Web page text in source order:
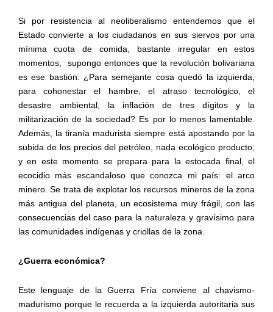
Si por resistencia al neoliberalismo entendemos que el
Estado convierte a los ciudadanos en sus siervos por una
mínima cuota de comida, bastante irregular en estos
momentos,
supongo entonces que la revolución bolivariana
es ese bastión. ¿Para semejante cosa quedó la izquierda,
para cohonestar el hambre, el atraso tecnológico, el
desastre ambiental, la inflación de tres dígitos y la
militarización de la sociedad? Es por lo menos lamentable.
Además, la tiranía madurista siempre está apostando por la
subida de los precios del petróleo, nada ecológico producto,
y en este momento se prepara para la estocada final, el
ecocidio más escandaloso que conozca mi país: el arco
minero. Se trata de explotar los recursos mineros de la zona
más antigua del planeta, un ecosistema muy frágil, con las
consecuencias del caso para la naturaleza y gravísimo para
las comunidades indígenas y criollas de la zona.
¿Guerra económica?
Este lenguaje de la Guerra Fría conviene al chavismo-
madurismo porque le recuerda a la izquierda autoritaria sus